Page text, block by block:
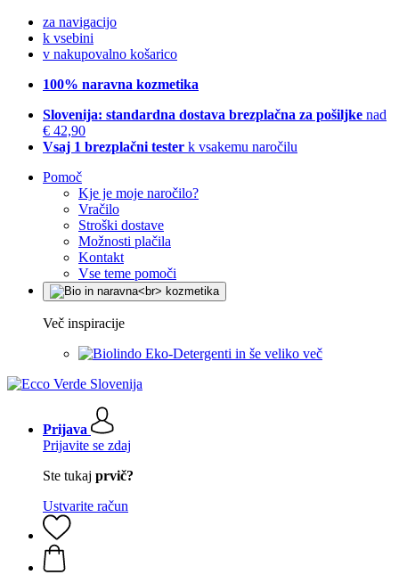
za navigacijo
k vsebini
v nakupovalno košarico
100% naravna kozmetika
Slovenija: standardna dostava brezplačna za pošiljke nad
€ 42,90
Vsaj 1 brezplačni tester k vsakemu naročilu
Pomoč
Kje je moje naročilo?
Vračilo
Stroški dostave
Možnosti plačila
Kontakt
Vse teme pomoči
Več inspiracije
Eko-Detergenti in še veliko več
Prijava
Prijavite se zdaj
Ste tukaj prvič?
Ustvarite račun